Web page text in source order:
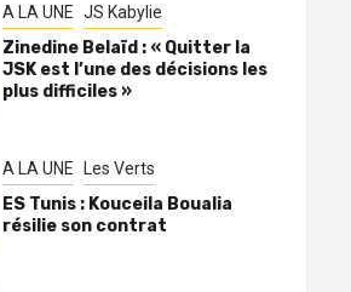
A LA UNE JS Kabylie
Zinedine Belaïd : « Quitter la
JSK est l’une des décisions les
plus difficiles »
A LA UNE Les Verts
ES Tunis : Kouceila Boualia
résilie son contrat